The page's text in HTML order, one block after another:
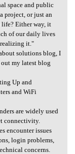
space and public
project, or just an
Either way, it
of our daily lives
it."
solutions blog, I
my latest blog
Up and
and WiFi
are widely used
connectivity.
encounter issues
login problems,
concerns.